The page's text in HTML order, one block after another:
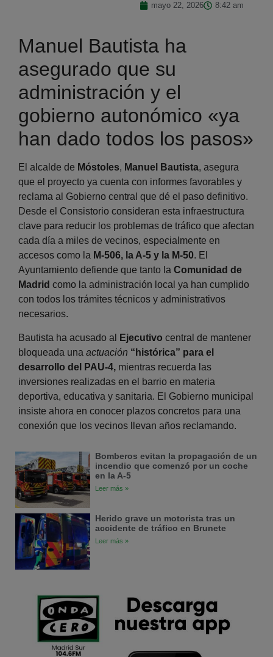
mayo 22, 2026 8:42 am
Manuel Bautista ha
asegurado que su
administración y el
gobierno autonómico «ya
han dado todos los pasos»
El alcalde de Móstoles, Manuel Bautista, asegura
que el proyecto ya cuenta con informes favorables y
reclama al Gobierno central que dé el paso definitivo.
Desde el Consistorio consideran esta infraestructura
clave para reducir los problemas de tráfico que afectan
cada día a miles de vecinos, especialmente en
accesos como la M-506, la A-5 y la M-50. El
Ayuntamiento defiende que tanto la Comunidad de
Madrid como la administración local ya han cumplido
con todos los trámites técnicos y administrativos
necesarios.
Bautista ha acusado al Ejecutivo central de mantener
bloqueada una actuación “histórica” para el
desarrollo del PAU-4, mientras recuerda las
inversiones realizadas en el barrio en materia
deportiva, educativa y sanitaria. El Gobierno municipal
insiste ahora en conocer plazos concretos para una
conexión que los vecinos llevan años reclamando.
Bomberos evitan la propagación de un
incendio que comenzó por un coche
en la A-5
Leer más »
Herido grave un motorista tras un
accidente de tráfico en Brunete
Leer más »